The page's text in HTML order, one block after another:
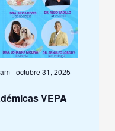
VEPA
-octubre 31, 2025